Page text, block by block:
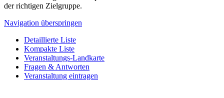
der richtigen Zielgruppe.
Navigation überspringen
Detaillierte Liste
Kompakte Liste
Veranstaltungs-Landkarte
Fragen & Antworten
Veranstaltung eintragen